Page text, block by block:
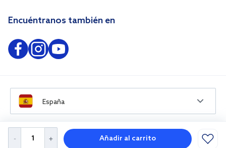
Añadir al carrito
Encuéntranos también en
España